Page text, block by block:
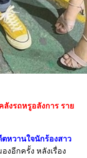
ลังรถหรูอลังการ ราย
หวานใจนักร้องสาว
งอีกครั้ง หลังเรื่อง